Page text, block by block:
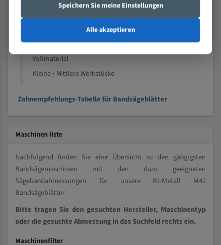
Nichteisenmetalle
Speziell entwickelt für Profile / Rohre
Vollmaterial
Kleine / Mittlere Werkstücke
Zahnempfehlungs-Tabelle für Bandsägeblätter
Maschinen liste
Nachfolgend finden Sie eine Übersicht zu den gängigsten
Bandsägemaschinen mit den dazu geeigneten
Sägebandabmessungen für unsere Bi-Metall M42
Bandsägeblätter.
Bitte tragen Sie den gesuchten Hersteller, Maschinentyp
oder die gesuchte Abmessung in das Suchfeld rechts ein.
Maschinenfilter
Speichern Sie meine Einstellungen
Alle akzeptieren